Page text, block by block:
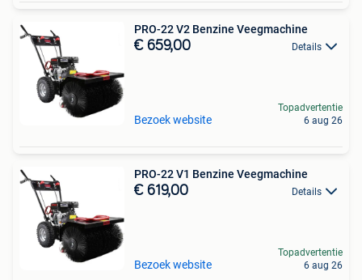
PRO-22 V2 Benzine Veegmachine
€ 659,00 Details
Bezoek website
Topadvertentie
6 aug 26
PRO-22 V1 Benzine Veegmachine
€ 619,00 Details
Bezoek website
Topadvertentie
6 aug 26